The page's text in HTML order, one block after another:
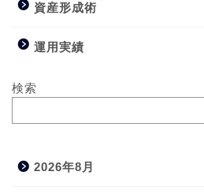
資産形成術
運用実績
検索
2026年8月